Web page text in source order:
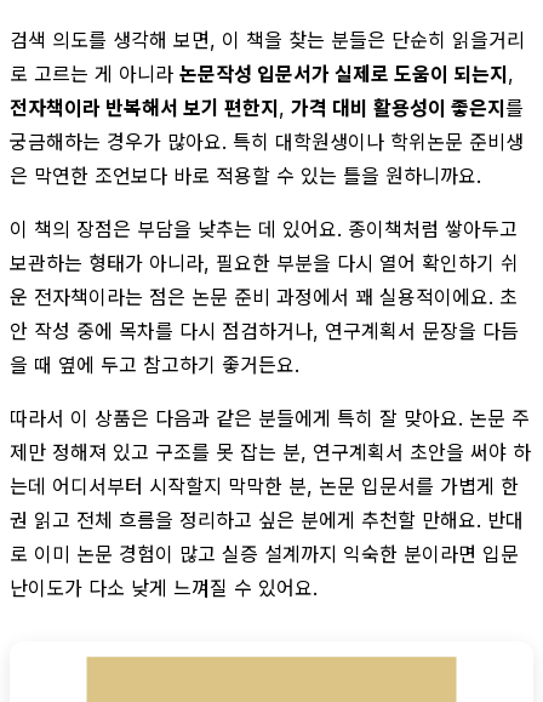
검색 의도를 생각해 보면, 이 책을 찾는 분들은 단순히 읽을거리
로 고르는 게 아니라 논문작성 입문서가 실제로 도움이 되는지,
전자책이라 반복해서 보기 편한지, 가격 대비 활용성이 좋은지를
궁금해하는 경우가 많아요. 특히 대학원생이나 학위논문 준비생
은 막연한 조언보다 바로 적용할 수 있는 틀을 원하니까요.
이 책의 장점은 부담을 낮추는 데 있어요. 종이책처럼 쌓아두고
보관하는 형태가 아니라, 필요한 부분을 다시 열어 확인하기 쉬
운 전자책이라는 점은 논문 준비 과정에서 꽤 실용적이에요. 초
안 작성 중에 목차를 다시 점검하거나, 연구계획서 문장을 다듬
을 때 옆에 두고 참고하기 좋거든요.
따라서 이 상품은 다음과 같은 분들에게 특히 잘 맞아요. 논문 주
제만 정해져 있고 구조를 못 잡는 분, 연구계획서 초안을 써야 하
는데 어디서부터 시작할지 막막한 분, 논문 입문서를 가볍게 한
권 읽고 전체 흐름을 정리하고 싶은 분에게 추천할 만해요. 반대
로 이미 논문 경험이 많고 실증 설계까지 익숙한 분이라면 입문
난이도가 다소 낮게 느껴질 수 있어요.